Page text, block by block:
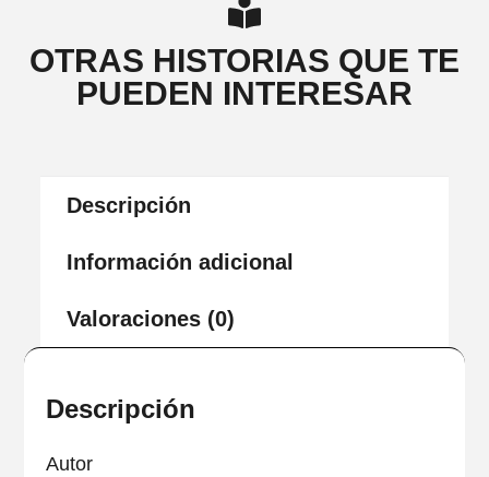
OTRAS HISTORIAS QUE TE
PUEDEN INTERESAR
Descripción
Información adicional
Valoraciones (0)
Descripción
Autor